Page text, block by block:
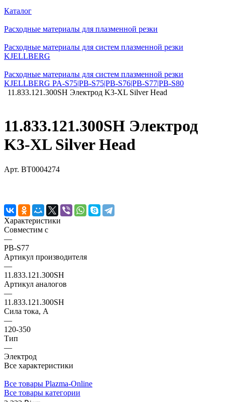
Каталог
Расходные материалы для плазменной резки
Расходные материалы для систем плазменной резки
KJELLBERG
Расходные материалы для систем плазменной резки
KJELLBERG PA-S75|PB-S75|PB-S76|PB-S77|PB-S80
11.833.121.300SH Электрод K3-XL Silver Head
11.833.121.300SH Электрод
K3-XL Silver Head
Арт. BT0004274
Характеристики
Совместим с
—
PB-S77
Артикул производителя
—
11.833.121.300SH
Артикул аналогов
—
11.833.121.300SH
Сила тока, А
—
120-350
Тип
—
Электрод
Все характеристики
Все товары Plazma-Online
Все товары категории